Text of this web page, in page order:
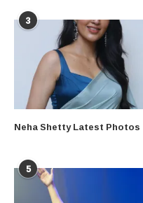
3
Neha Shetty Latest Photos
5